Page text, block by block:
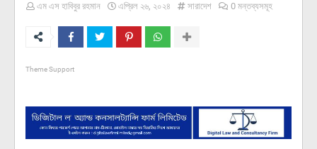
এম এস হাবিবুর রহমান এপ্রিল ২৬, ২০২৪ সারাদেশ 0 মন্তব্যসমূহ
Theme Support